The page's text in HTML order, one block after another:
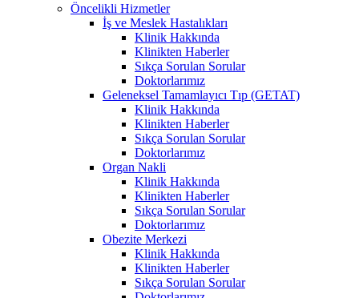
Öncelikli Hizmetler
İş ve Meslek Hastalıkları
Klinik Hakkında
Klinikten Haberler
Sıkça Sorulan Sorular
Doktorlarımız
Geleneksel Tamamlayıcı Tıp (GETAT)
Klinik Hakkında
Klinikten Haberler
Sıkça Sorulan Sorular
Doktorlarımız
Organ Nakli
Klinik Hakkında
Klinikten Haberler
Sıkça Sorulan Sorular
Doktorlarımız
Obezite Merkezi
Klinik Hakkında
Klinikten Haberler
Sıkça Sorulan Sorular